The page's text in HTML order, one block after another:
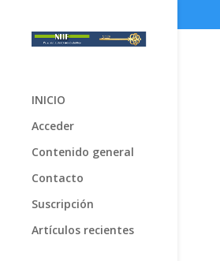
INICIO
Acceder
Contenido general
Contacto
Suscripción
Artículos recientes